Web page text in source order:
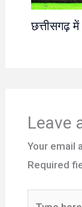
छत्तीसगढ़
Leave
Your email
Required